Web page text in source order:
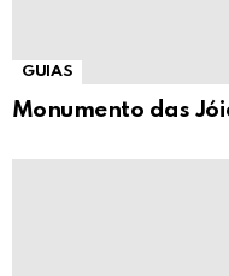
GUIAS
Monumento das